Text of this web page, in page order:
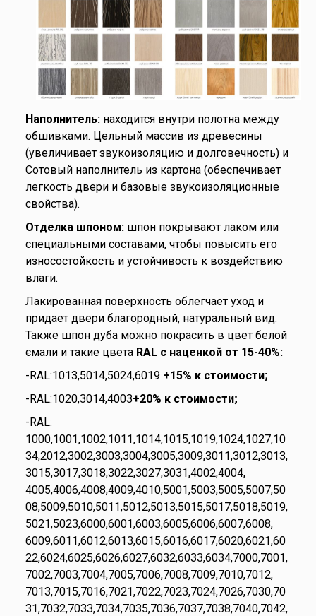
Наполнитель: находится внутри полотна между
обшивками. Цельный массив из древесины
(увеличивает звукоизоляцию и долговечность) и
Сотовый наполнитель из картона (обеспечивает
легкость двери и базовые звукоизоляционные
свойства).
Отделка шпоном: шпон покрывают лаком или
специальными составами, чтобы повысить его
износостойкость и устойчивость к воздействию
влаги.
Лакированная поверхность облегчает уход и
придает двери благородный, натуральный вид.
Также шпон дуба можно покрасить в цвет белой
ємали и такие цвета RAL с наценкой от 15-40%:
-RAL:1013,5014,5024,6019 +15% к стоимости;
-RAL:1020,3014,4003+20% к стоимости;
-RAL:
1000,1001,1002,1011,1014,1015,1019,1024,1027,10
34,2012,3002,3003,3004,3005,3009,3011,3012,3013,
3015,3017,3018,3022,3027,3031,4002,4004,
4005,4006,4008,4009,4010,5001,5003,5005,5007,50
08,5009,5010,5011,5012,5013,5015,5017,5018,5019,
5021,5023,6000,6001,6003,6005,6006,6007,6008,
6009,6011,6012,6013,6015,6016,6017,6020,6021,60
22,6024,6025,6026,6027,6032,6033,6034,7000,7001,
7002,7003,7004,7005,7006,7008,7009,7010,7012,
7013,7015,7016,7021,7022,7023,7024,7026,7030,70
31,7032,7033,7034,7035,7036,7037,7038,7040,7042,